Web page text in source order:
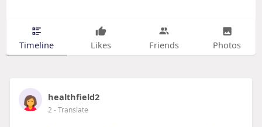
Timeline Likes Friends Photos
healthfield2
2- Translate